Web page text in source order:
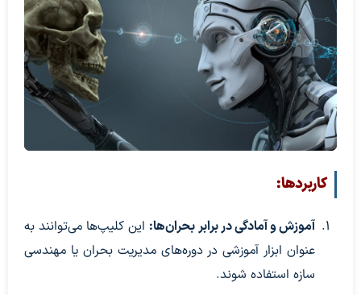
کاربردها:
آموزش و آمادگی در برابر بحران‌ها: این کلیپ‌ها می‌توانند به
عنوان ابزار آموزشی در دوره‌های مدیریت بحران یا مهندسی
سازه استفاده شوند.